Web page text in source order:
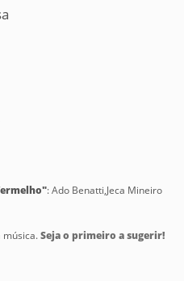
: Ado Benatti,Jeca Mineiro
música.Seja o primeiro a sugerir!